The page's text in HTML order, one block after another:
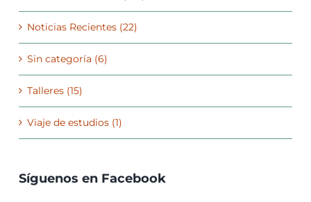
Noticias Recientes (22)
Sin categoría (6)
Talleres (15)
Viaje de estudios (1)
Síguenos en Facebook